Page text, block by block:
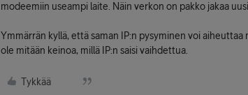
modeemiin useampi laite. Näin verkon on pakko jakaa
Ymmärrän kyllä, että saman IP:n pysyminen voi
ole mitään keinoa, millä IP:n saisi vaihdettua.
Tykkää